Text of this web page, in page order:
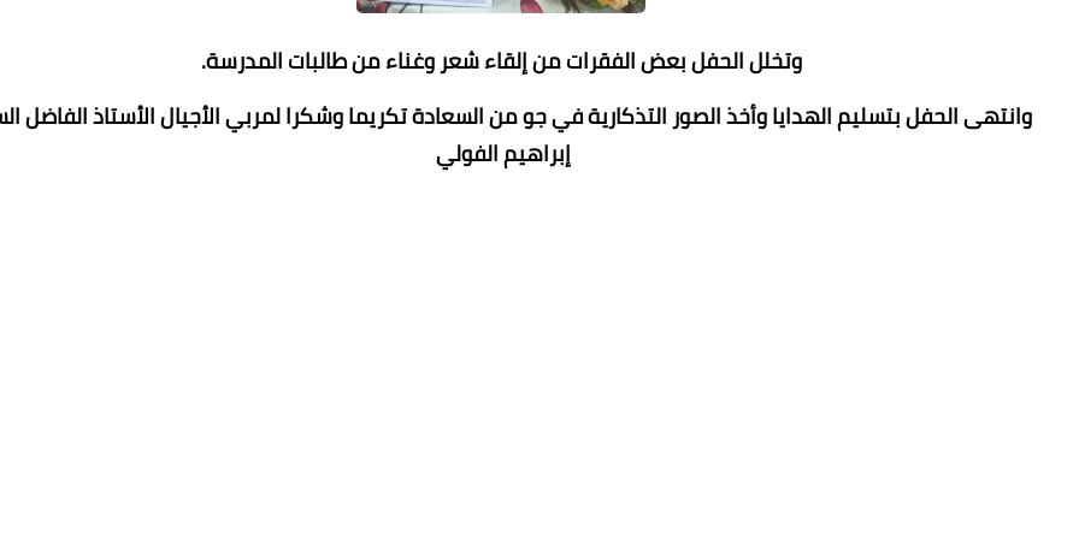
وتخلل الحفل بعض الفقرات من إلقاء شعر وغناء من طالبات المدرسة.
وانتهى الحفل بتسليم الهدايا وأخذ الصور التذكارية في جو من السعادة تكريما وشكرا لمربي الأجيال الأستاذ الفاضل
إبراهيم الفولي